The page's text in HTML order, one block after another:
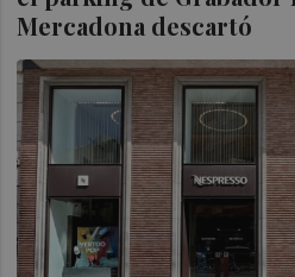
Mercadona descartó